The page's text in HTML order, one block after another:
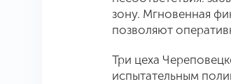
зону. Мгновенная
позволяют
Три цеха
испытательным